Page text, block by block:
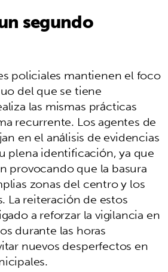
segundo
policiales mantienen el foco
del que se tiene
las mismas prácticas
recurrente. Los agentes de
en el análisis de evidencias
plena identificación, ya que
provocando que la basura
zonas del centro y los
La reiteración de estos
a reforzar la vigilancia en
durante las horas
nuevos desperfectos en